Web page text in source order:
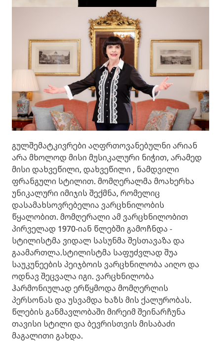
გულშემატკივრები აღფრთოვანებულნი არიან
არა მხოლოდ მისი მუსიკალური ნიჭით, არამედ
მისი დახვეწილი, დახვეწილი , ნამდვილი
ფრანგული სტილით. მომღერალმა მოახერხა
უნიკალური იმიჯის შექმნა, რომელიც
დასამახსოვრებელია ვარცხნილობის
წყალობით. მომღერალი ამ ვარცხნილობით
პირველად 1970-იან წლებში გამოჩნდა -
სტილისტმა ვიდალ სასუნმა შესთავაზა და
გაამართლა.სტილისტმა საფუძვლად შუა
საუკუნეების პეიჯბოის ვარცხნილობა აიღო და
ოდნავ შეცვალა იგი. ვარცხნილობა
ჰარმონიულად ერწყმოდა მომღერლის
პერსონას და უსვამდა ხაზს მის ქალურობას.
წლების განმავლობაში მირეიმ შეინარჩუნა
თავისი სტილი და ბევრისთვის მისაბაძი
მაგალითი გახდა.